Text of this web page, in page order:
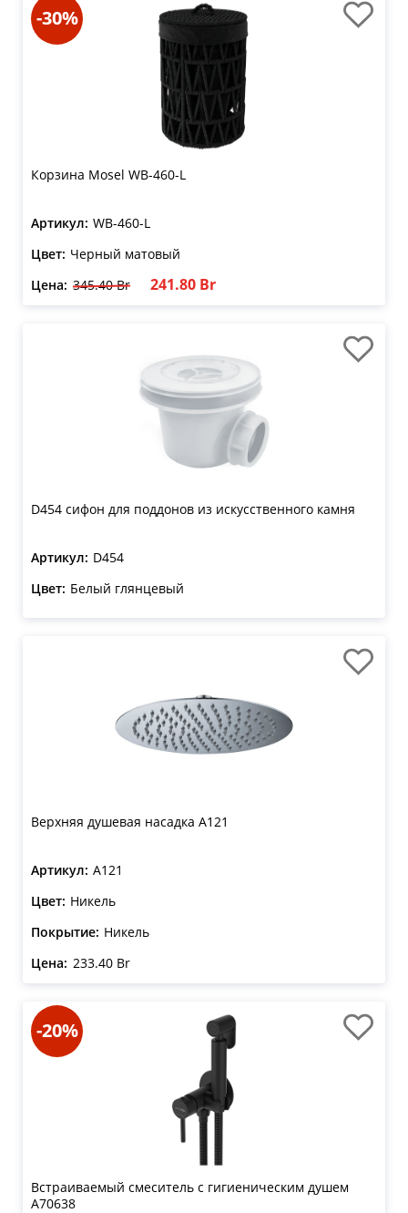
-30%
Корзина Mosel WB-460-L
Артикул: WB-460-L
Цвет: Черный матовый
Цена: 345.40 Br 241.80 Br
D454 сифон для поддонов из искусственного камня
Артикул: D454
Цвет: Белый глянцевый
Верхняя душевая насадка A121
Артикул: A121
Цвет: Никель
Покрытие: Никель
Цена: 233.40 Br
-20%
Встраиваемый смеситель с гигиеническим душем
A70638